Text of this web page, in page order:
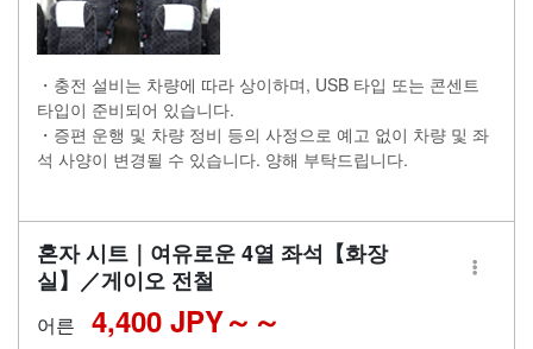
・충전 설비는 차량에 따라 상이하며, USB 타입 또는 콘센트
타입이 준비되어 있습니다.
・증편 운행 및 차량 정비 등의 사정으로 예고 없이 차량 및 좌
석 사양이 변경될 수 있습니다. 양해 부탁드립니다.
혼자 시트｜여유로운 4열 좌석【화장
실】／게이오 전철
어른 4,400 JPY～